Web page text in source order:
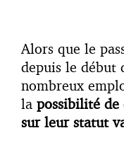
Alors que le
depuis le début
nombreux
la possibilité de
sur leur statut